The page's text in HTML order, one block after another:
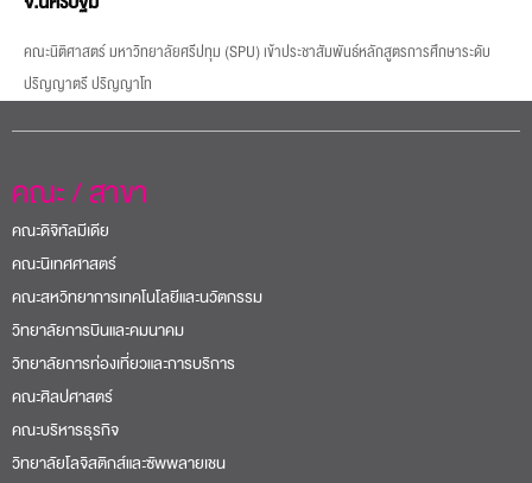
คณะนิติศาสตร์ มหาวิทยาลัยศรีปทุม (SPU) เข้าประชาสัมพันธ์หลักสูตรการศึกษาระดับ
ปริญญาตรี ปริญญาโท
คณะ / สาขา
คณะดิจิทัลมีเดีย
คณะนิเทศศาสตร์
คณะสหวิทยาการเทคโนโลยีและนวัตกรรม
วิทยาลัยการบินและคมนาคม
วิทยาลัยการท่องเที่ยวและการบริการ
คณะศิลปศาสตร์
คณะบริหารธุรกิจ
วิทยาลัยโลจิสติกส์และซัพพลายเชน